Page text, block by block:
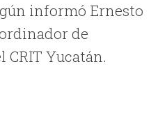
informó Ernesto
de
CRIT Yucatán.